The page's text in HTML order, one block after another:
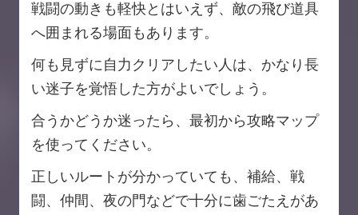
戦闘の動きも軽快とはいえず、敵の飛び道具
へ囲まれる場面もあります。
何も見ずに自力クリアしたい人は、かなり長
い迷子を覚悟した方がよいでしょう。
合うかどうか迷ったら、最初から攻略マップ
を使ってください。
正しいルートが分かっていても、補給、戦
闘、仲間、夜の門などで十分に歯ごたえがあ